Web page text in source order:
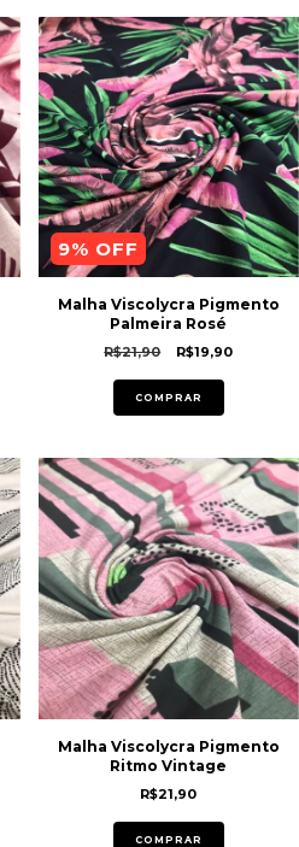
9% OFF
Malha Viscolycra Pigmento
Palmeira Rosé
R$21,90 R$19,90
COMPRAR
Malha Viscolycra Pigmento
Ritmo Vintage
R$21,90
COMPRAR